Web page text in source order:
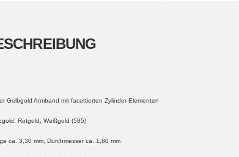
Gelbgold Armband mit facettierten Zylinder-Elementen
Rotgold, Weißgold (585)
ca. 3,30 mm, Durchmesser ca. 1,80 mm